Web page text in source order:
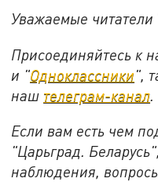
Уважаемые
Присоединяйтесь к
и "Одноклассники",
наш телеграм-канал.
Если вам есть чем
"Царьград.
наблюдения,